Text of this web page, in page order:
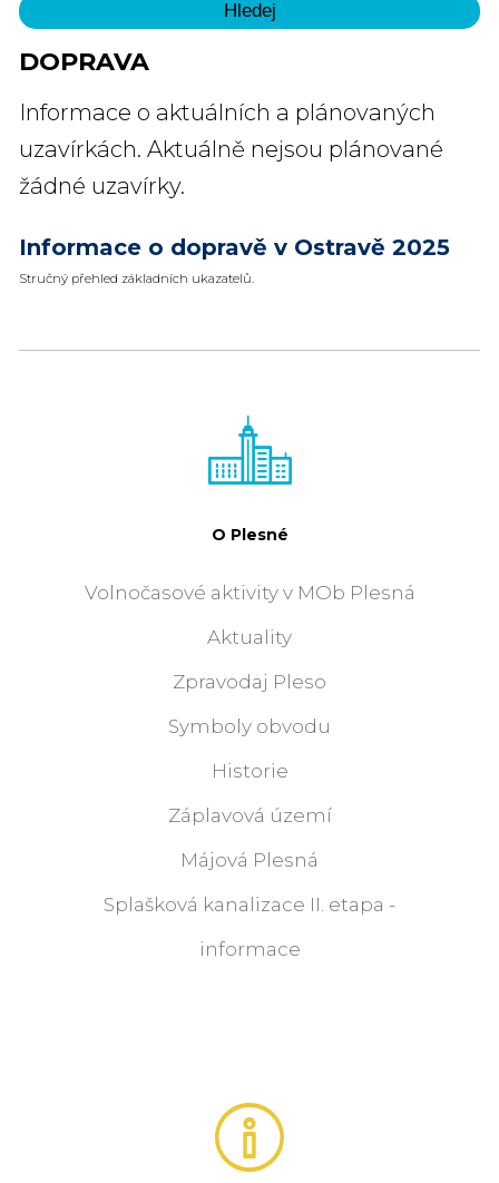
DOPRAVA
Informace o aktuálních a plánovaných
uzavírkách. Aktuálně nejsou plánované
žádné uzavírky.
Informace o dopravě v Ostravě 2025
Stručný přehled základních ukazatelů.
O Plesné
Volnočasové aktivity v MOb Plesná
Aktuality
Zpravodaj Pleso
Symboly obvodu
Historie
Záplavová území
Májová Plesná
Splašková kanalizace II. etapa -
informace